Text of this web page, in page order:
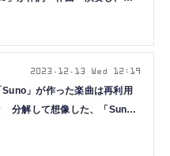
」が作った楽曲は再利用
分解して想像した、「Suno
2023.12.13 Wed 12:19